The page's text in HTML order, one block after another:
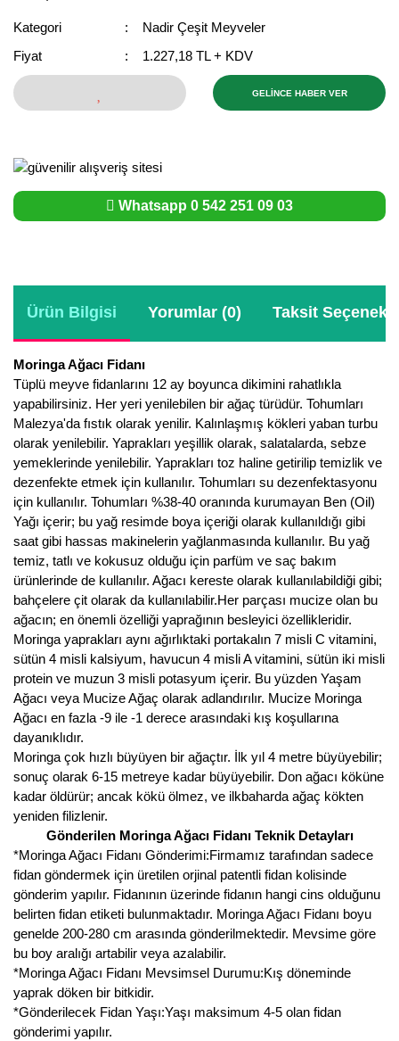
Kategori
Nadir Çeşit Meyveler
Fiyat
1.227,18 TL + KDV
GELİNCE HABER VER
Whatsapp 0 542 251 09 03
Ürün Bilgisi Yorumlar (0) Taksit
Moringa Ağacı Fidanı
Tüplü meyve fidanlarını 12 ay boyunca dikimini rahatlıkla
yapabilirsiniz. Her yeri yenilebilen bir ağaç türüdür. Tohumları
Malezya'da fıstık olarak yenilir. Kalınlaşmış kökleri yaban turbu
olarak yenilebilir. Yaprakları yeşillik olarak, salatalarda, sebze
yemeklerinde yenilebilir. Yaprakları toz haline getirilip temizlik ve
dezenfekte etmek için kullanılır. Tohumları su dezenfektasyonu
için kullanılır. Tohumları %38-40 oranında kurumayan Ben (Oil)
Yağı içerir; bu yağ resimde boya içeriği olarak kullanıldığı gibi
saat gibi hassas makinelerin yağlanmasında kullanılır. Bu yağ
temiz, tatlı ve kokusuz olduğu için parfüm ve saç bakım
ürünlerinde de kullanılır. Ağacı kereste olarak kullanılabildiği gibi;
bahçelere çit olarak da kullanılabilir.Her parçası mucize olan bu
ağacın; en önemli özelliği yaprağının besleyici özellikleridir.
Moringa yaprakları aynı ağırlıktaki portakalın 7 misli C vitamini,
sütün 4 misli kalsiyum, havucun 4 misli A vitamini, sütün iki misli
protein ve muzun 3 misli potasyum içerir. Bu yüzden Yaşam
Ağacı veya Mucize Ağaç olarak adlandırılır. Mucize Moringa
Ağacı en fazla -9 ile -1 derece arasındaki kış koşullarına
dayanıklıdır.
Moringa çok hızlı büyüyen bir ağaçtır. İlk yıl 4 metre büyüyebilir;
sonuç olarak 6-15 metreye kadar büyüyebilir. Don ağacı köküne
kadar öldürür; ancak kökü ölmez, ve ilkbaharda ağaç kökten
yeniden filizlenir.
Gönderilen Moringa Ağacı Fidanı Teknik Detayları
*Moringa Ağacı Fidanı Gönderimi:Firmamız tarafından sadece
fidan göndermek için üretilen orjinal patentli fidan kolisinde
gönderim yapılır. Fidanının üzerinde fidanın hangi cins olduğunu
belirten fidan etiketi bulunmaktadır. Moringa Ağacı Fidanı boyu
genelde 200-280 cm arasında gönderilmektedir. Mevsime göre
bu boy aralığı artabilir veya azalabilir.
*Moringa Ağacı Fidanı Mevsimsel Durumu:Kış döneminde
yaprak döken bir bitkidir.
*Gönderilecek Fidan Yaşı:Yaşı maksimum 4-5 olan fidan
gönderimi yapılır.
Böğürtlen Fidanı
Elma Fidanı
Fidan Anaçları ve Aşı Kalemleri
Fındık Fidanı
Frenk Üzümü Fidanı
Girebolu Fidanı
Goji Berry Fidanı
Hünnap Fidanı
İncir Fidanı
Kapari Gebre Otu Fidanı
Kayısı Fidanı
Keçiboynuzu Fidanı
Kestane Fidanı
Kiraz Fidanı
Kivi Fidanı
Kızılcık Fidanı
Kocayemiş Fidanı
Kuşburnu Fidanı
Liçi Fidanı
Longan Fidanı
Malta Eriği Fidanı
Mango Fidanı
Peyzaj Gülleri
Sarmaşık(Çardak) Gül Fidanları
Yılbaşı Gülü Çiçeği